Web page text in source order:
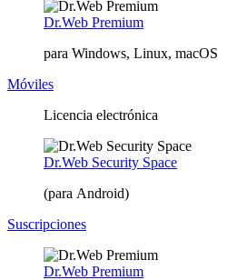
Dr.Web Premium
para Windows, Linux, macOS
Móviles
Licencia electrónica
Dr.Web Security Space
(para Android)
Suscripciones
Dr.Web Premium